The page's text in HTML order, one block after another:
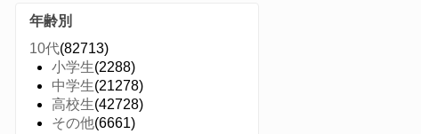
年齢別
10代(82713)
小学生(2288)
中学生(21278)
高校生(42728)
その他(6661)